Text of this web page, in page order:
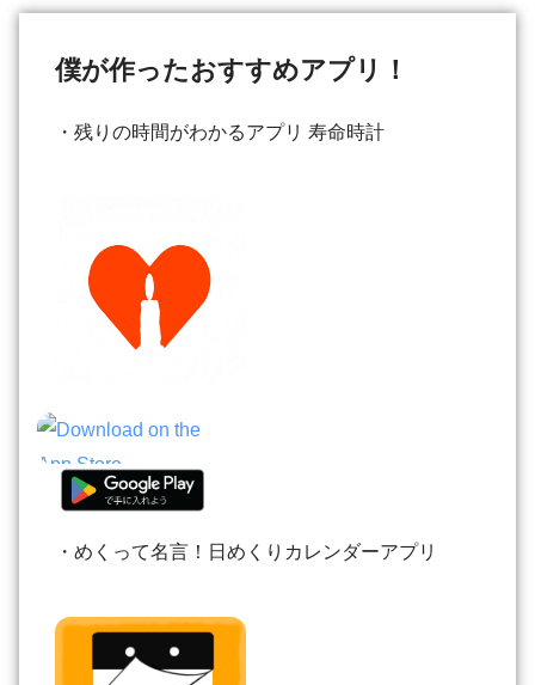
僕が作ったおすすめアプリ！
・残りの時間がわかるアプリ 寿命時計
・めくって名言！日めくりカレンダーアプリ